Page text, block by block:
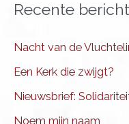
Recente
Nacht van de
Een Kerk die zwijgt?
Nieuwsbrief:
Noem mijn naam